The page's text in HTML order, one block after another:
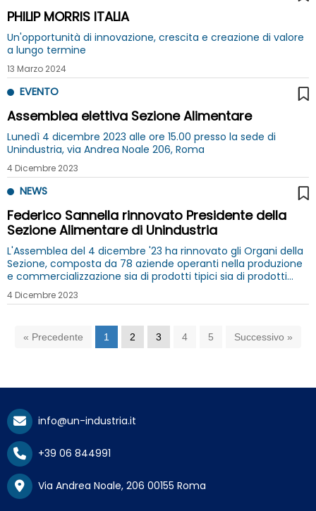
PHILIP MORRIS ITALIA
Un'opportunità di innovazione, crescita e creazione di valore
a lungo termine
13 Marzo 2024
EVENTO
Assemblea elettiva Sezione Alimentare
Lunedì 4 dicembre 2023 alle ore 15.00 presso la sede di
Unindustria, via Andrea Noale 206, Roma
4 Dicembre 2023
NEWS
Federico Sannella rinnovato Presidente della
Sezione Alimentare di Unindustria
L'Assemblea del 4 dicembre '23 ha rinnovato gli Organi della
Sezione, composta da 78 aziende operanti nella produzione
e commercializzazione sia di prodotti tipici sia di prodotti
propri delle grandi imprese nazionali e multinazionali
4 Dicembre 2023
« Precedente 1 2 3 4 5 Successivo »
info@un-industria.it
+39 06 844991
Via Andrea Noale, 206 00155 Roma